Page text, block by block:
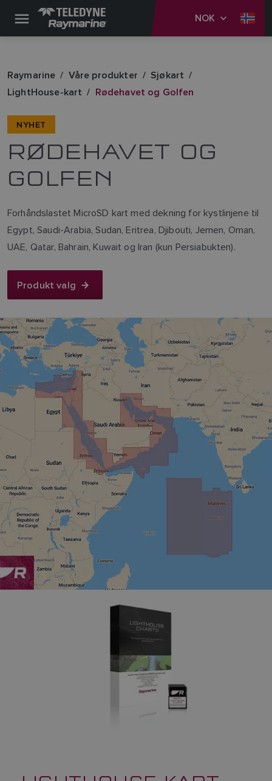
NOK
Raymarine Våre produkter
Sjøkart
LightHouse-kart
Rødehavet og Golfen
NYHET
RØDEHAVET OG
GOLFEN
Forhåndslastet MicroSD kart med dekning for kystlinjene til
Egypt, Saudi-Arabia, Sudan, Eritrea, Djibouti, Jemen, Oman,
UAE, Qatar, Bahrain, Kuwait og Iran (kun Persiabukten).
Produkt valg